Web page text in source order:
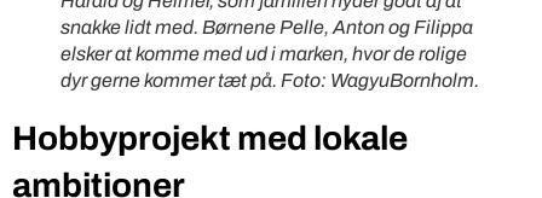
snakke lidt med. Børnene Pelle, Anton og Filippa
elsker at komme med ud i marken, hvor de rolige
dyr gerne kommer tæt på. Foto: WagyuBornholm.
Hobbyprojekt med lokale
ambitioner